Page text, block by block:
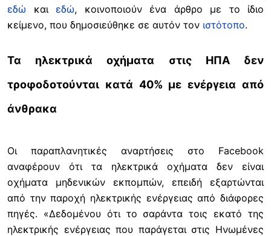
εδώ και εδώ, κοινοποιούν ένα άρθρο με το ίδιο
κείμενο, που δημοσιεύθηκε σε αυτόν τον ιστότοπο.
Τα ηλεκτρικά οχήματα στις ΗΠΑ δεν
τροφοδοτούνται κατά 40% με ενέργεια από
άνθρακα
Οι παραπλανητικές αναρτήσεις στο Facebook
αναφέρουν ότι τα ηλεκτρικά οχήματα δεν είναι
οχήματα μηδενικών εκπομπών, επειδή εξαρτώνται
από την παροχή ηλεκτρικής ενέργειας από διάφορες
πηγές. «Δεδομένου ότι το σαράντα τοις εκατό της
ηλεκτρικής ενέργειας που παράγεται στις Ηνωμένες